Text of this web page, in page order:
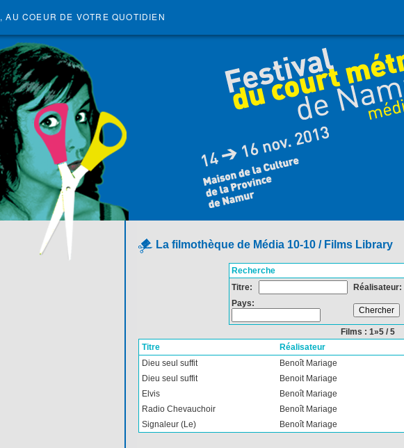
, AU COEUR DE VOTRE QUOTIDIEN
La filmothèque de Média 10-10 / Films Library
Recherche
Titre:
Réalisateur:
Pays:
Films : 1»5 / 5
Titre
Réalisateur
Dieu seul suffit
Benoît Mariage
Dieu seul suffit
Benoit Mariage
Elvis
Benoît Mariage
Radio Chevauchoir
Benoît Mariage
Signaleur (Le)
Benoît Mariage